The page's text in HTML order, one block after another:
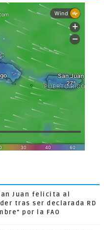
Juan felicita al
tras ser declarada RD
por la FAO